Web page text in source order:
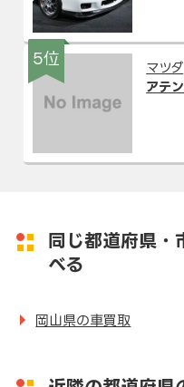
5位
マツダ
アテ
同じ都道府県・
べる
岡山県の車買取